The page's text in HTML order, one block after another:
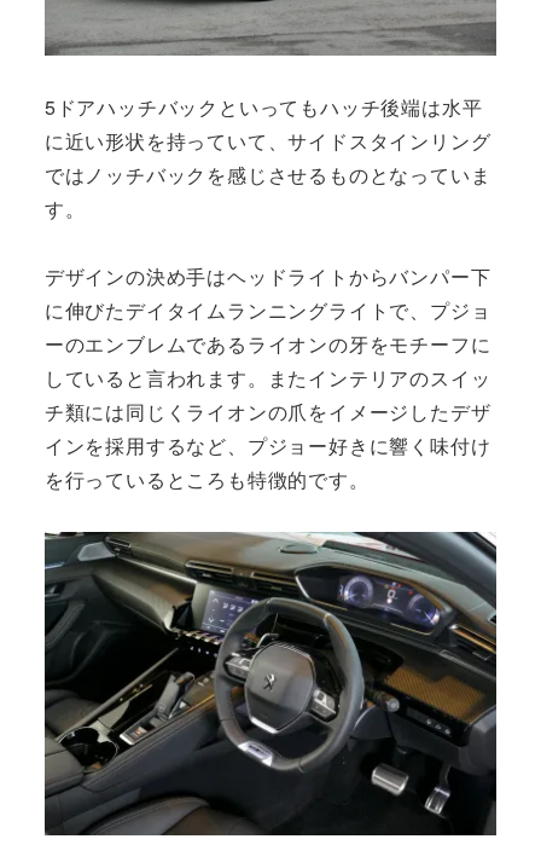
5ドアハッチバックといってもハッチ後端は水平
に近い形状を持っていて、サイドスタインリング
ではノッチバックを感じさせるものとなっていま
す。
デザインの決め手はヘッドライトからバンパー下
に伸びたデイタイムランニングライトで、プジョ
ーのエンブレムであるライオンの牙をモチーフに
していると言われます。またインテリアのスイッ
チ類には同じくライオンの爪をイメージしたデザ
インを採用するなど、プジョー好きに響く味付け
を行っているところも特徴的です。